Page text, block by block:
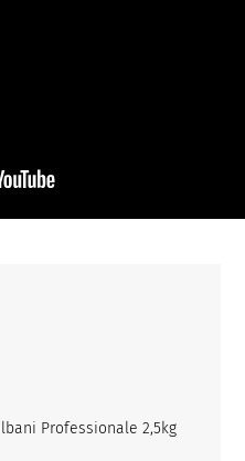
Professionale 2,5kg